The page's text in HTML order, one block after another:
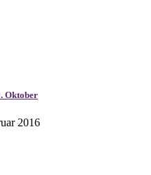
Oktober
2016